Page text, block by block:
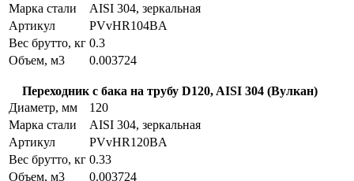
Марка стали
AISI 304, зеркальная
Артикул
PVvHR104BA
Вес брутто, кг 0.3
Объем, м3
0.003724
Переходник с бака на трубу D120, AISI 304 (Вулкан)
Диаметр, мм
120
Марка стали
AISI 304, зеркальная
Артикул
PVvHR120BA
Вес брутто, кг 0.33
Объем, м3
0.003724